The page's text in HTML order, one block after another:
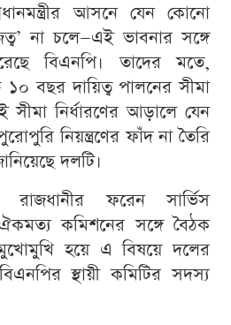
আসনে যেন কোনো
না চলে—এই ভাবনার সঙ্গে
বিএনপি। তাদের মতে,
১০ বছর দায়িত্ব পালনের সীমা
সীমা নির্ধারণের আড়ালে যেন
পুরোপুরি নিয়ন্ত্রণের ফাঁদ না তৈরি
দলটি।
ফরেন সার্ভিস
কমিশনের সঙ্গে বৈঠক
মুখোমুখি হয়ে এ বিষয়ে দলের
স্থায়ী কমিটির সদস্য